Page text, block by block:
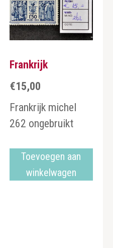
Frankrijk
€15,00
Frankrijk michel
262 ongebruikt
Toevoegen aan
winkelwagen